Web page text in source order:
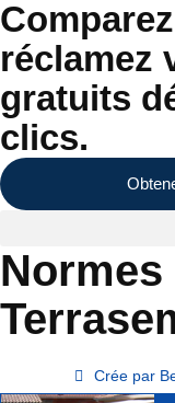
réclamez
gratuits
clics.
Normes
Crée par